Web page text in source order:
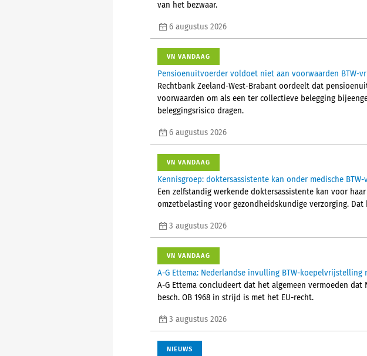
van het bezwaar.
6 augustus 2026
VN VANDAAG
Pensioenuitvoerder voldoet niet aan voorwaarden BTW-
Rechtbank Zeeland-West-Brabant oordeelt dat
voorwaarden om als een ter collectieve belegging
beleggingsrisico dragen.
6 augustus 2026
VN VANDAAG
Kennisgroep: doktersassistente kan onder medische
Een zelfstandig werkende doktersassistente kan voor
omzetbelasting voor gezondheidskundige verzorging.
3 augustus 2026
VN VANDAAG
A-G Ettema: Nederlandse invulling BTW-
A-G Ettema concludeert dat het algemeen vermoeden
besch. OB 1968 in strijd is met het EU-recht.
3 augustus 2026
NIEUWS